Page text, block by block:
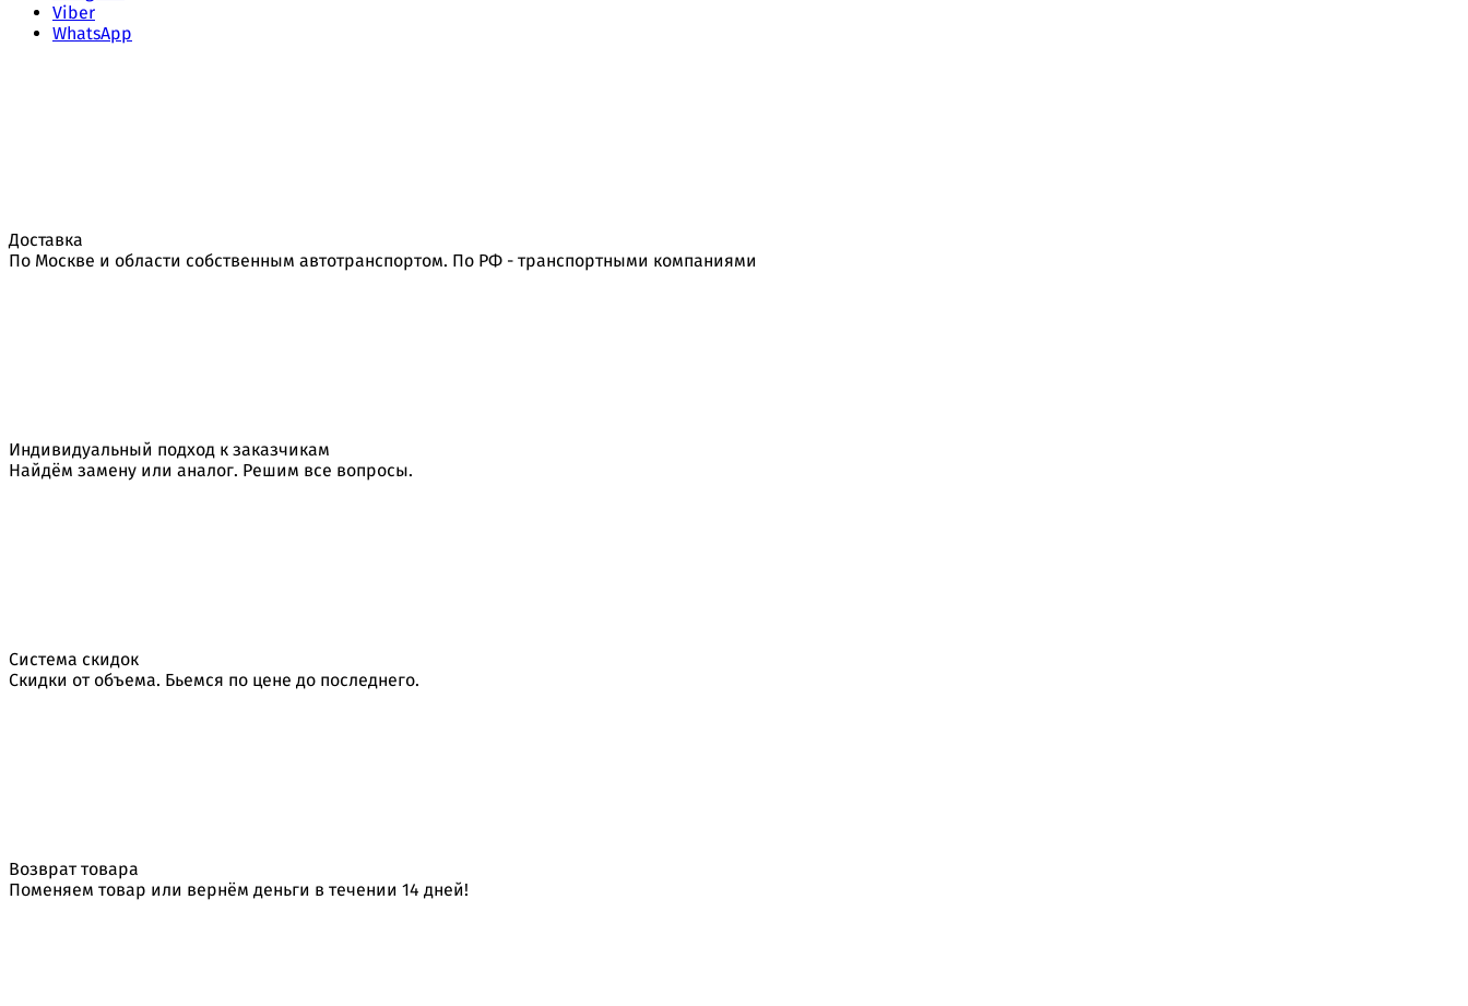
Viber
WhatsApp
Доставка
По Москве и области собственным автотранспортом. По РФ - транспортными компаниями
Индивидуальный подход к заказчикам
Найдём замену или аналог. Решим все вопросы.
Система скидок
Скидки от объема. Бьемся по цене до последнего.
Возврат товара
Поменяем товар или вернём деньги в течении 14 дней!